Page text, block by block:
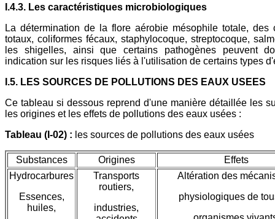
I.4.3. Les caractéristiques microbiologiques
La détermination de la flore aérobie mésophile totale, des
totaux, coliformes fécaux, staphylocoque, streptocoque,
les shigelles, ainsi que certains pathogènes peuvent
indication sur les risques liés à l'utilisation de certains types
I.5. LES SOURCES DE POLLUTIONS DES EAUX USEES
Ce tableau si dessous reprend d'une manière détaillée les
les origines et les effets de pollutions des eaux usées :
Tableau (I-02) : les sources de pollutions des eaux usées
Substances Origines
Effets
Hydrocarbures
Essences,
huiles,
Transports
routiers,
industries,
Altération des
physiologiques de